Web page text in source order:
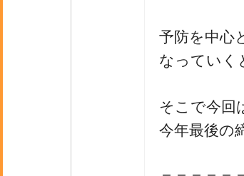
予防を中心
なっていく
そこで今回
今年最後の